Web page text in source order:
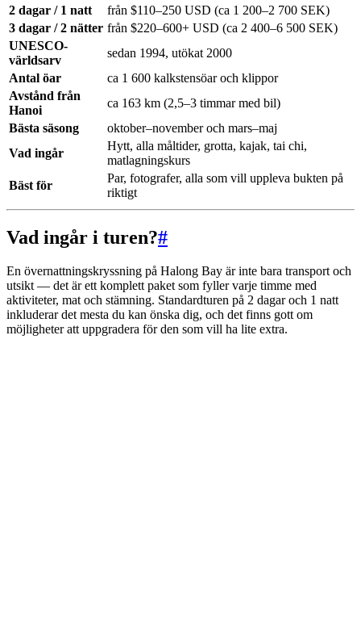
2 dagar / 1 natt
från $110–250 USD (ca 1 200–2 700 SEK)
3 dagar / 2 nätter från $220–600+ USD (ca 2 400–6 500 SEK)
UNESCO-
världsarv
sedan 1994, utökat 2000
Antal öar
ca 1 600 kalkstensöar och klippor
Avstånd från
Hanoi
ca 163 km (2,5–3 timmar med bil)
Bästa säsong
oktober–november och mars–maj
Vad ingår
Hytt, alla måltider, grotta, kajak, tai chi,
matlagningskurs
Bäst för
Par, fotografer, alla som vill uppleva bukten på
riktigt
Vad ingår i turen?#
En övernattningskryssning på Halong Bay är inte bara transport och
utsikt — det är ett komplett paket som fyller varje timme med
aktiviteter, mat och stämning. Standardturen på 2 dagar och 1 natt
inkluderar det mesta du kan önska dig, och det finns gott om
möjligheter att uppgradera för den som vill ha lite extra.